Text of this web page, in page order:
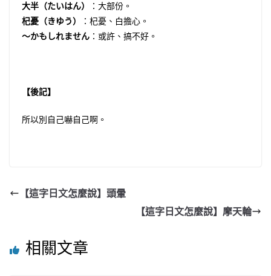
大半（たいはん）
：大部份。
杞憂（きゆう）
：杞憂、白擔心。
〜かもしれません ：或許、搞不好。
【後記】
所以別自己嚇自己啊。
【這字日文怎麼說】頭暈
【這字日文怎麼說】摩天輪
相關文章